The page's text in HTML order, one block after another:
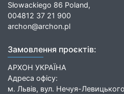
Słowackiego 86 Poland,
004812 37 21 900
archon@archon.pl
Замовлення проєктів:
АРХОН УКРАЇНА
Адреса офісу:
м. Львів, вул. Нечуя-